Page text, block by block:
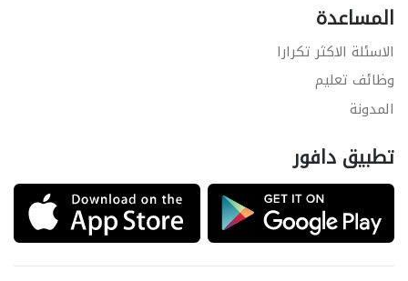
المساعدة
الاسئلة الاكثر تكرارا
وظائف تعليم
المدونة
تطبيق دافور